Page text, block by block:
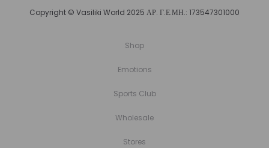
Copyright © Vasiliki World 2025 ΑΡ. Γ.Ε.ΜΗ.: 173547301000
Shop
Emotions
Sports Club
Wholesale
Stores